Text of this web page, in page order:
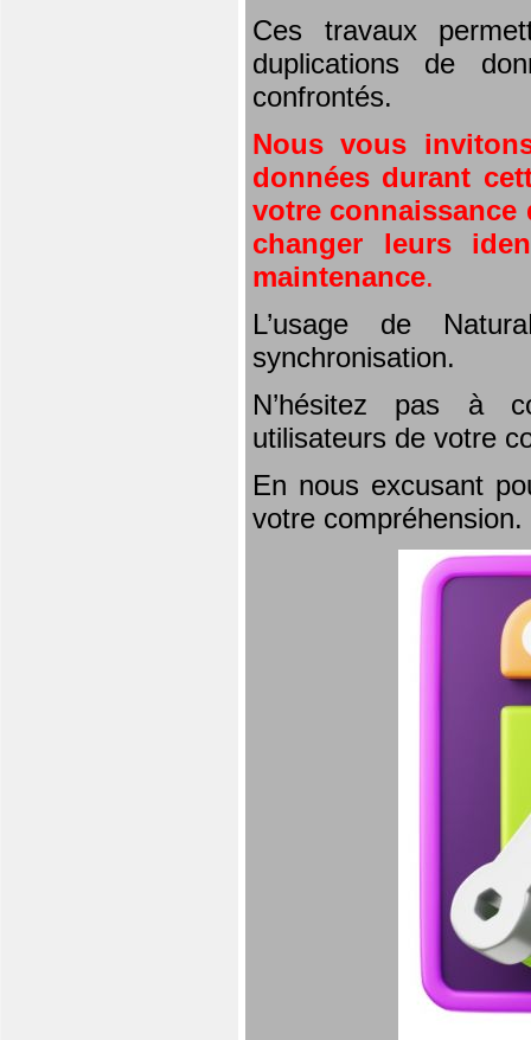
Ces travaux
duplications de
confrontés.
Nous vous
données durant
votre connaissance
changer leurs
maintenance.
L’usage de
synchronisation.
N’hésitez pas à
utilisateurs de votre
En nous excusant
votre compréhension.